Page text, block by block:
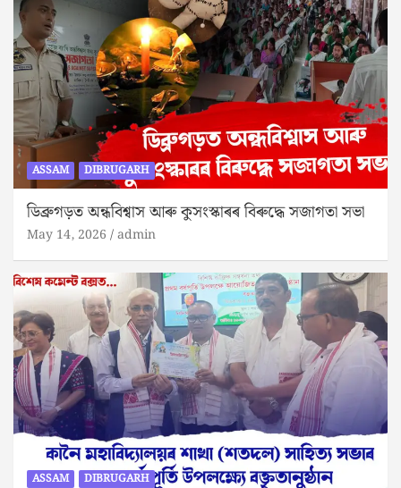
ASSAM DIBRUGARH
ডিব্ৰুগড়ত‌ অন্ধবিশ্বাস আৰু কুসংস্কাৰৰ বিৰুদ্ধে সজাগতা সভা
May 14, 2026 admin
ASSAM DIBRUGARH